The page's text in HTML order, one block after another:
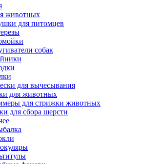
животных
для питомцев
собак
для вычесывания
для животных
для стрижки животных
для сбора шерсти